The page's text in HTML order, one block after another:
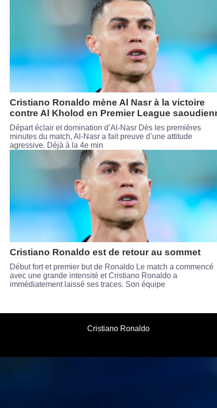
Cristiano Ronaldo mène Al Nasr à la victoire
contre Al Kholod en Premier League
Départ éclair et domination d’Al-Nasr Dès les premières
minutes du match, Al-Nasr a fait preuve d’une attitude
agressive. Déjà à la 4e min
Cristiano Ronaldo est de retour au sommet
Début fort et premier but de Ronaldo Le match a commencé
avec une grande intensité et Cristiano Ronaldo a
immédiatement laissé ses traces. Son équipe
Cristiano Ronaldo